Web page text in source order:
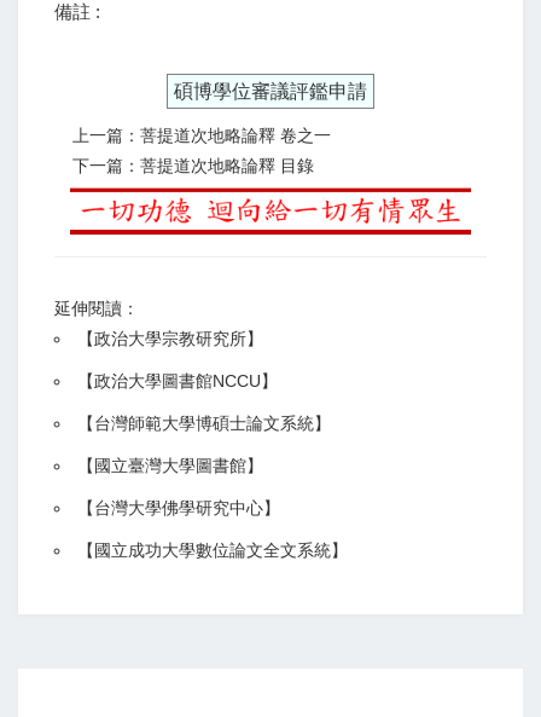
備註 :
碩博學位審議評鑑申請
上一篇：菩提道次地略論釋 卷之一
下一篇：菩提道次地略論釋 目錄
延伸閱讀：
【政治大學宗教研究所】
【政治大學圖書館NCCU】
【台灣師範大學博碩士論文系統】
【 國立臺灣大學圖書館】
【台灣大學佛學研究中心】
【 國立成功大學數位論文全文系統】